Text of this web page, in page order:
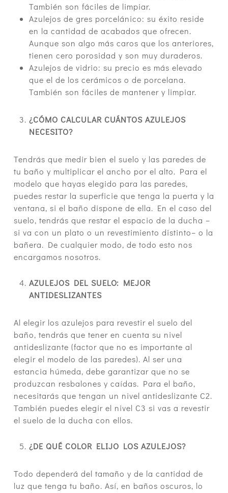
También son fáciles de limpiar.
Azulejos de gres porcelánico: su éxito reside
en la cantidad de acabados que ofrecen.
Aunque son algo más caros que los anteriores,
tienen cero porosidad y son muy duraderos.
Azulejos de vidrio: su precio es más elevado
que el de los cerámicos o de porcelana.
También son fáciles de mantener y limpiar.
¿CÓMO CALCULAR CUÁNTOS AZULEJOS
NECESITO?
Tendrás que medir bien el suelo y las paredes de
tu baño y multiplicar el ancho por el alto. Para el
modelo que hayas elegido para las paredes,
puedes restar la superficie que tenga la puerta y la
ventana, si el baño dispone de ella. En el caso del
suelo, tendrás que restar el espacio de la ducha –
si va con un plato o un revestimiento distinto– o la
bañera. De cualquier modo, de todo esto nos
encargamos nosotros.
AZULEJOS DEL SUELO: MEJOR
ANTIDESLIZANTES
Al elegir los azulejos para revestir el suelo del
baño, tendrás que tener en cuenta su nivel
antideslizante (factor que no es importante al
elegir el modelo de las paredes). Al ser una
estancia húmeda, debe garantizar que no se
produzcan resbalones y caídas. Para el baño,
necesitarás que tengan un nivel antideslizante C2.
También puedes elegir el nivel C3 si vas a revestir
el suelo de la ducha con ellos.
¿DE QUÉ COLOR ELIJO LOS AZULEJOS?
Todo dependerá del tamaño y de la cantidad de
luz que tenga tu baño. Así, en baños oscuros, lo